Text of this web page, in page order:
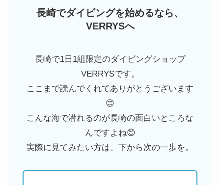
長崎でダイビングを始めるなら、
VERRYSへ
長崎で1日1組限定のダイビングショップ
VERRYSです。
ここまで読んでくれてありがとうございます
😊
こんな海で潜れるのが長崎の面白いところな
んですよね😊
実際に見てみたい方は、下から次の一歩を。